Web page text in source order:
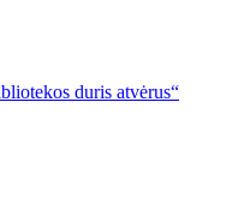
duris atvėrus“